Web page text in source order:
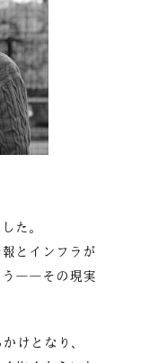
た。
とインフラが
う――その現実
けとなり、